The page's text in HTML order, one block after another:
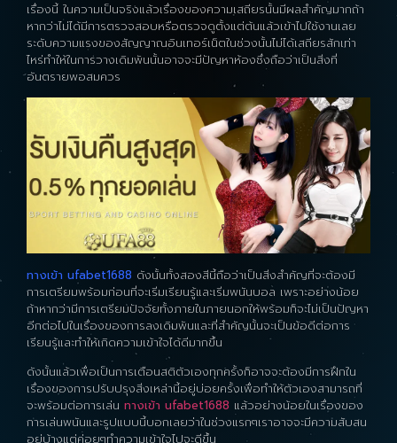
เรื่องนี้ ในความเป็นจริงแล้วเรื่องของความเสถียรนั้นมีผลสำคัญมากถ้า
หากว่าไม่ได้มีการตรวจสอบหรือตรวจดูตั้งแต่ต้นแล้วเข้าไปใช้งานเลย
ระดับความแรงของสัญญาณอินเทอร์เน็ตในช่วงนั้นไม่ได้เสถียรสักเท่า
ไหร่ทำให้ในการวางเดิมพันนั้นอาจจะมีปัญหาห้องซึ่งถือว่าเป็นสิ่งที่
อันตรายพอสมควร
ทางเข้า ufabet1688 ดังนั้นทั้งสองสีนี้ถือว่าเป็นสิ่งสำคัญที่จะต้องมี
การเตรียมพร้อมก่อนที่จะเริ่มเรียนรู้และเริ่มพนันบอล เพราะอย่างน้อย
ถ้าหากว่ามีการเตรียมปัจจัยทั้งภายในภายนอกให้พร้อมก็จะไม่เป็นปัญหา
อีกต่อไปในเรื่องของการลงเดิมพันและที่สำคัญนั้นจะเป็นข้อดีต่อการ
เรียนรู้และทำให้เกิดความเข้าใจได้ดีมากขึ้น
ดังนั้นแล้วเพื่อเป็นการเตือนสติตัวเองทุกครั้งก็อาจจะต้องมีการฝึกใน
เรื่องของการปรับปรุงสิ่งเหล่านี้อยู่บ่อยครั้งเพื่อทำให้ตัวเองสามารถที่
จะพร้อมต่อการเล่น ทางเข้า ufabet1688 แล้วอย่างน้อยในเรื่องของ
การเล่นพนันและรูปแบบนี้บอกเลยว่าในช่วงแรกๆเราอาจจะมีความสับสน
อยู่บ้างแต่ค่อยๆทำความเข้าใจไปจะดีขึ้น